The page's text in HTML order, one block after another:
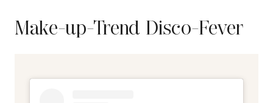
Make-up-Trend Disco-Fever